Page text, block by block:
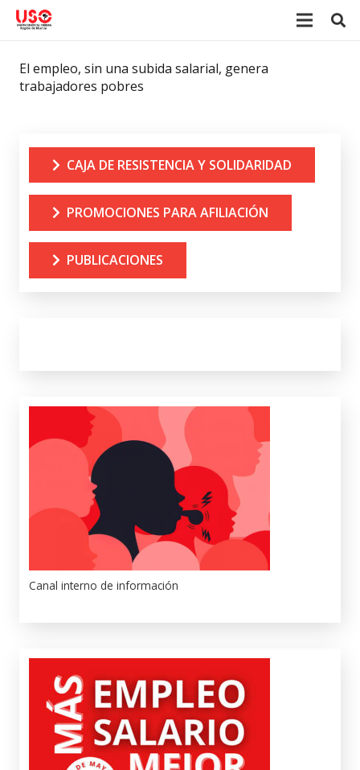
El empleo, sin una subida salarial, genera
trabajadores pobres
CAJA DE RESISTENCIA Y SOLIDARIDAD
PROMOCIONES PARA AFILIACIÓN
PUBLICACIONES
Canal interno de información